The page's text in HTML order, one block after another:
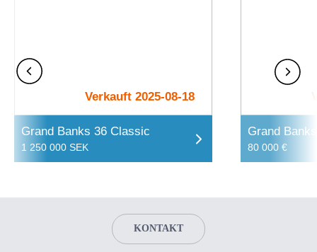
Verkauft 2025-08-18
Grand Banks 36 Classic
1 250 000 SEK
Grand
80 000 €
KONTAKT